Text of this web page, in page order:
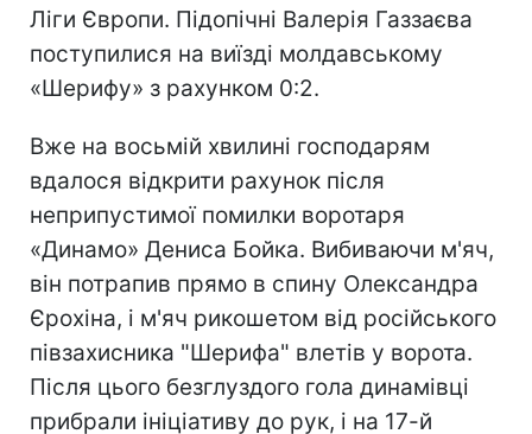
Ліги Європи. Підопічні Валерія Газзаєва
поступилися на виїзді молдавському
«Шерифу» з рахунком 0:2.
Вже на восьмій хвилині господарям
вдалося відкрити рахунок після
неприпустимої помилки воротаря
«Динамо» Дениса Бойка. Вибиваючи м'яч,
він потрапив прямо в спину Олександра
Єрохіна, і м'яч рикошетом від російського
півзахисника "Шерифа" влетів у ворота.
Після цього безглуздого гола динамівці
прибрали ініціативу до рук, і на 17-й